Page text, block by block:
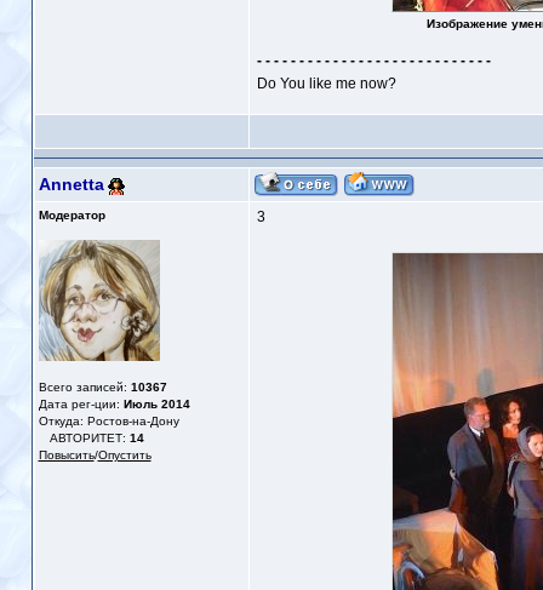
Изображение
- - - - - - - - - - - - - - - - - - - - - - - - - - - -
Do You like me now?
Annetta
Модератор
Всего записей: 10367
Дата рег-ции: Июль 2014
Откуда: Ростов-на-Дону
АВТОРИТЕТ: 14
Повысить/Опустить
3